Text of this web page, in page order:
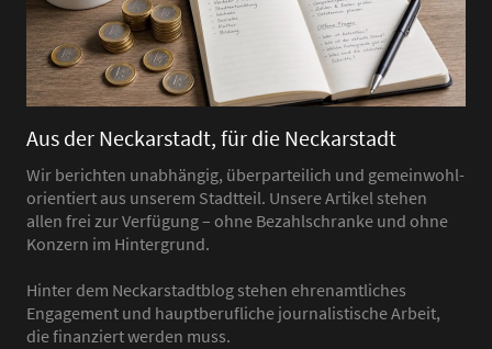
Aus der Neckarstadt, für die Neckarstadt
Wir berichten unabhängig, überparteilich und gemeinwohl-
orientiert aus unserem Stadtteil. Unsere Artikel stehen
allen frei zur Verfügung – ohne Bezahlschranke und ohne
Konzern im Hintergrund.
Hinter dem Neckarstadtblog stehen ehrenamtliches
Engagement und hauptberufliche journalistische Arbeit,
die finanziert werden muss.